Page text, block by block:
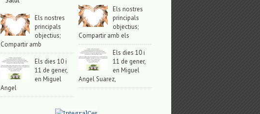
Els nostres
principals
objectius;
Compartir amb
Els dies 10 i
11 de gener,
en Miguel
Angel
Els nostres
principals
objectius;
Compartir amb els
Els dies 10 i
11 de gener,
en Miguel
Angel Suarez,